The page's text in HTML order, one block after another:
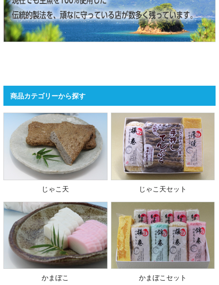
商品カテゴリーから探す
じゃこ天 じゃこ天セット
かまぼこ かまぼこセット